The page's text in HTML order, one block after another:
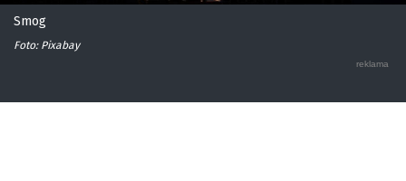
Smog
Foto: Pixabay